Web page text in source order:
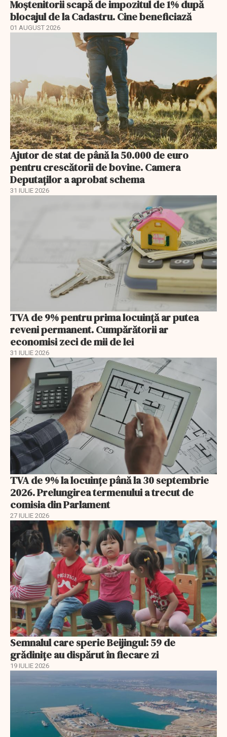
Moștenitorii scapă de impozitul de 1% după
blocajul de la Cadastru. Cine beneficiază
01 AUGUST 2026
Ajutor de stat de până la 50.000 de euro
pentru crescătorii de bovine. Camera
Deputaților a aprobat schema
31 IULIE 2026
TVA de 9% pentru prima locuință ar putea
reveni permanent. Cumpărătorii ar
economisi zeci de mii de lei
31 IULIE 2026
TVA de 9% la locuințe până la 30 septembrie
2026. Prelungirea termenului a trecut de
comisia din Parlament
27 IULIE 2026
Semnalul care sperie Beijingul: 59 de
grădinițe au dispărut în fiecare zi
19 IULIE 2026